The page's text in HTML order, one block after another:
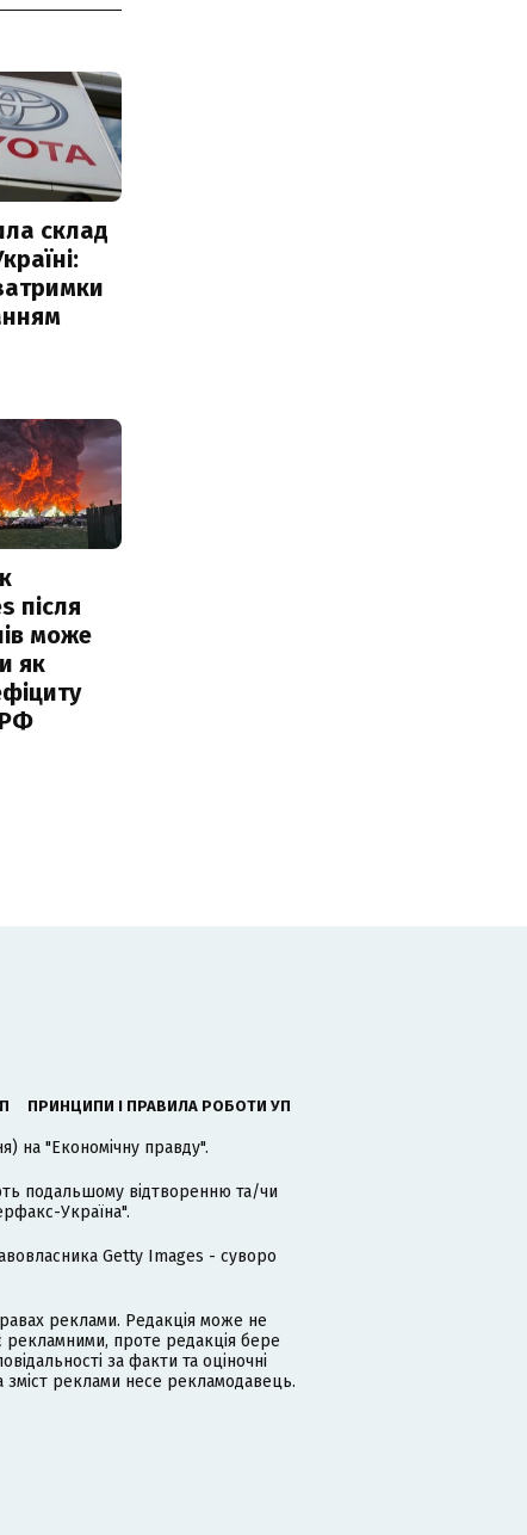
склад
після
може
як
ПРИНЦИПИ І ПРАВИЛА РОБОТИ УП
на "Економічну правду".
подальшому відтворенню та/чи
Україна".
Getty Images - суворо
реклами. Редакція може не
проте редакція бере
за факти та оціночні
зміст реклами несе рекламодавець.